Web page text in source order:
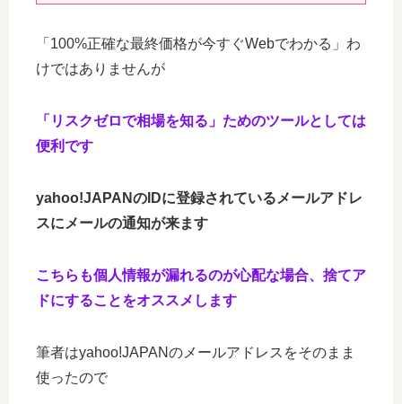
「100%正確な最終価格が今すぐWebでわかる」わ
けではありませんが
「リスクゼロで相場を知る」ためのツールとしては
便利です
yahoo!JAPANのIDに登録されているメールアドレ
スにメールの通知が来ます
こちらも個人情報が漏れるのが心配な場合、捨てア
ドにすることをオススメします
筆者はyahoo!JAPANのメールアドレスをそのまま
使ったので